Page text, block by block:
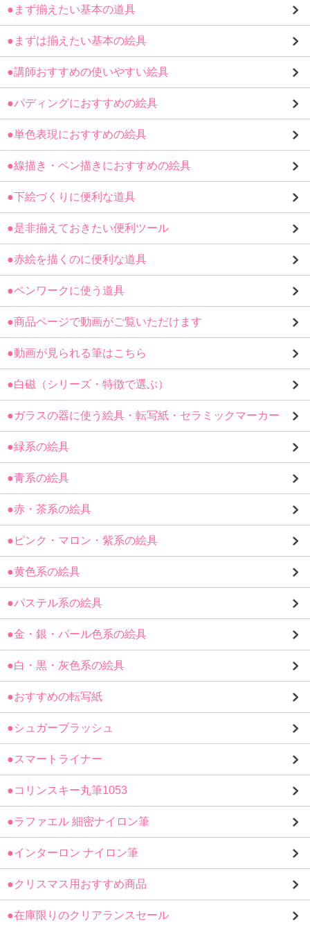
●まず揃えたい基本の道具
●まずは揃えたい基本の絵具
●講師おすすめの使いやすい絵具
●パディングにおすすめの絵具
●単色表現におすすめの絵具
●線描き・ペン描きにおすすめの絵具
●下絵づくりに便利な道具
●是非揃えておきたい便利ツール
●赤絵を描くのに便利な道具
●ペンワークに使う道具
●商品ページで動画がご覧いただけます
●動画が見られる筆はこちら
●白磁（シリーズ・特徴で選ぶ）
●ガラスの器に使う絵具・転写紙・セラミックマーカー
●緑系の絵具
●青系の絵具
●赤・茶系の絵具
●ピンク・マロン・紫系の絵具
●黄色系の絵具
●パステル系の絵具
●金・銀・パール色系の絵具
●白・黒・灰色系の絵具
●おすすめの転写紙
●シュガーブラッシュ
●スマートライナー
●コリンスキー丸筆1053
●ラファエル 細密ナイロン筆
●インターロン ナイロン筆
●クリスマス用おすすめ商品
●在庫限りのクリアランスセール